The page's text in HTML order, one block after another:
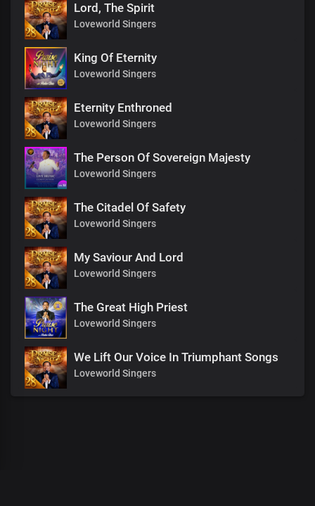
Lord, The Spirit
Loveworld Singers
King Of Eternity
Loveworld Singers
Eternity Enthroned
Loveworld Singers
The Person Of Sovereign Majesty
Loveworld Singers
The Citadel Of Safety
Loveworld Singers
My Saviour And Lord
Loveworld Singers
The Great High Priest
Loveworld Singers
We Lift Our Voice In Triumphant Songs
Loveworld Singers